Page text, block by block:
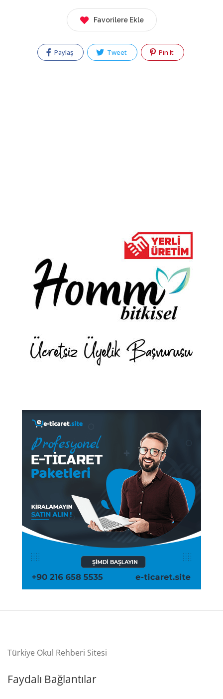
Favorilere Ekle
Paylaş Tweet Pin It
Türkiye Okul Rehberi Sitesi
Faydalı Bağlantılar